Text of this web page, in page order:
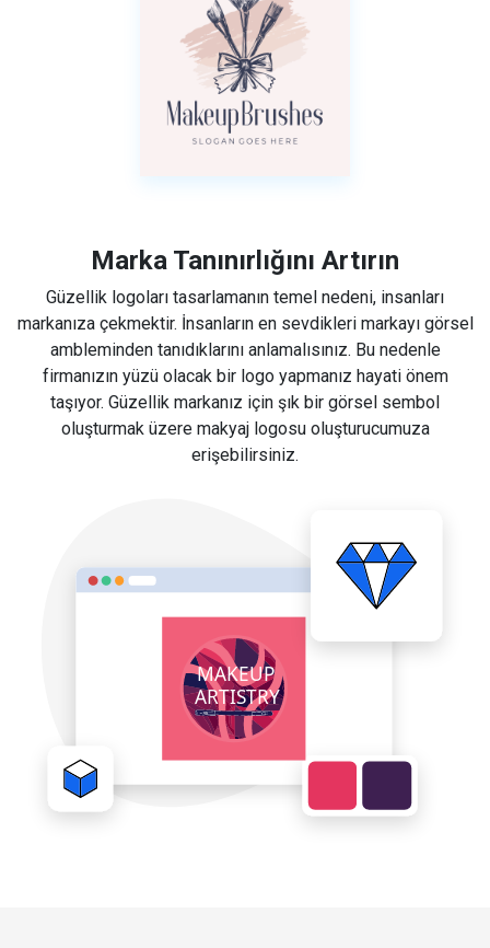
Marka Tanınırlığını Artırın
Güzellik logoları tasarlamanın temel nedeni, insanları
markanıza çekmektir. İnsanların en sevdikleri markayı görsel
ambleminden tanıdıklarını anlamalısınız. Bu nedenle
firmanızın yüzü olacak bir logo yapmanız hayati önem
taşıyor. Güzellik markanız için şık bir görsel sembol
oluşturmak üzere makyaj logosu oluşturucumuza
erişebilirsiniz.